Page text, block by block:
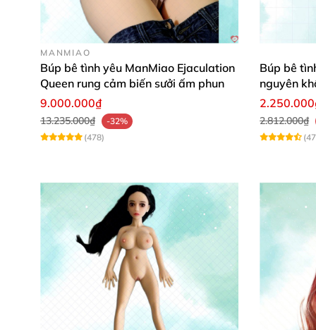
Trọng lượng đóng gói: 13.5kg
Số lượng đóng gói: 1
Ngôn ngữ giảng dạy: Nước ngoài
Loại điều khiển: Bằng tay
Chodù bao bì nhựa: không
Quà tặng: Gel bôi trơn , que hút ẩm , que phát
—Video giới thiệu sản phẩm tại shop
—Hình ảnh chụp sản phẩm tại shop
MANMIAO
Búp bê tình yêu ManMiao Ejaculation
Queen rung cảm biến sưởi ấm phun
9.000.000₫
13.235.000₫
-32%
(478)
Búp bê
nguyên
2.812.000₫